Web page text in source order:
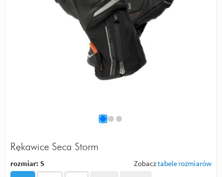
Rękawice Seca Storm
rozmiar: S Zobacztabele rozmiarów